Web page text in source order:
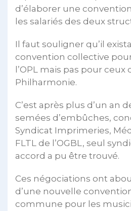
d’élaborer une
les salariés des deux
Il faut souligner qu’il
convention collective
l’OPL mais pas pour ceux
Philharmonie.
C’est après plus d’un an
semées d’embûches,
Syndicat Imprimeries,
FLTL de l’OGBL, seul
accord a pu être trouvé.
Ces négociations ont
d’une nouvelle
commune pour les